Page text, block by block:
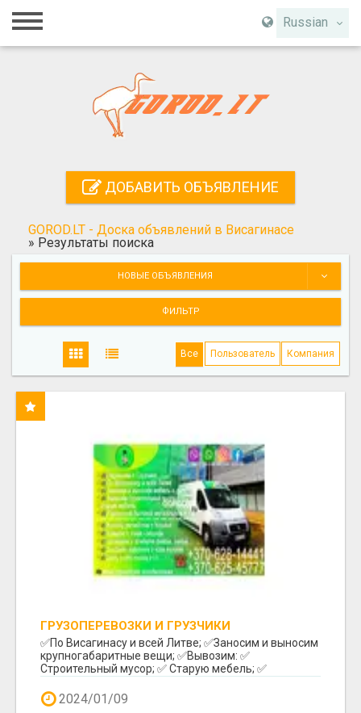
Russian
Главная
Регистрация
Поиск
ДОБАВИТЬ ОБЪЯВЛЕНИЕ
GOROD.LT - Доска объявлений в Висагинасе
» Результаты поиска
НОВЫЕ ОБЪЯВЛЕНИЯ
ФИЛЬТР
Все Пользователь Компания
ГРУЗОПЕРЕВОЗКИ И ГРУЗЧИКИ
✅️По Висагинасу и всей Литве; ✅️Заносим и выносим
крупногабаритные вещи; ✅️Вывозим: ✅️
Строительный мусор; ✅️ Старую мебель; ✅️
2024/01/09